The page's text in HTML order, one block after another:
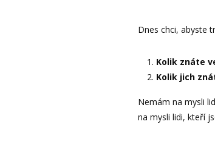
Dnes chci, abyste
Kolik znáte
Kolik jich
Nemám na mysli
na mysli lidi, kteří